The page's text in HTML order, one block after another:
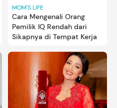
MOM'S LIFE
Cara Mengenali Orang
Pemilik IQ Rendah dari
Sikapnya di Tempat Kerja